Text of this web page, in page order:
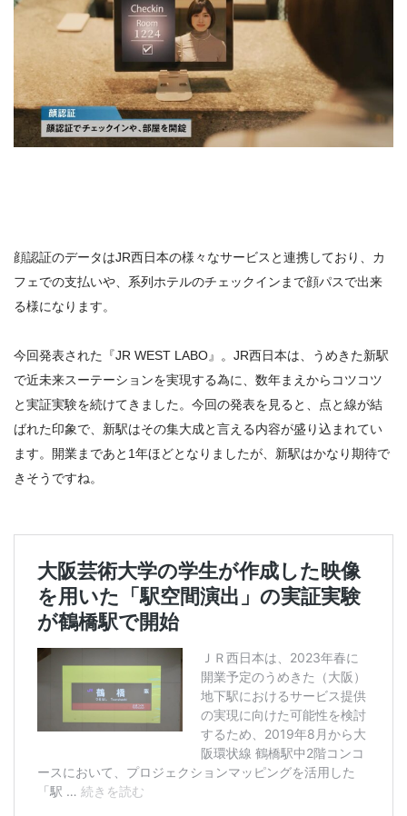
顔認証のデータはJR西日本の様々なサービスと連携しており、カ
フェでの支払いや、系列ホテルのチェックインまで顔パスで出来
る様になります。
今回発表された『JR WEST LABO』。JR西日本は、うめきた新駅
で近未来スーテーションを実現する為に、数年まえからコツコツ
と実証実験を続けてきました。今回の発表を見ると、点と線が結
ばれた印象で、新駅はその集大成と言える内容が盛り込まれてい
ます。開業まであと1年ほどとなりましたが、新駅はかなり期待で
きそうですね。